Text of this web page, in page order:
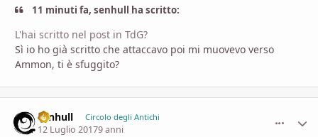
11 minuti fa, senhull ha scritto:
L'hai scritto nel post in TdG?
Sì io ho già scritto che attaccavo poi mi muovevo verso
Ammon, ti è sfuggito?
senhull Circolo degli Antichi
12 Luglio 20179 anni